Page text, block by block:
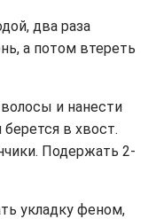
два раза
а потом втереть
и нанести
в хвост.
Подержать 2-
укладку феном,